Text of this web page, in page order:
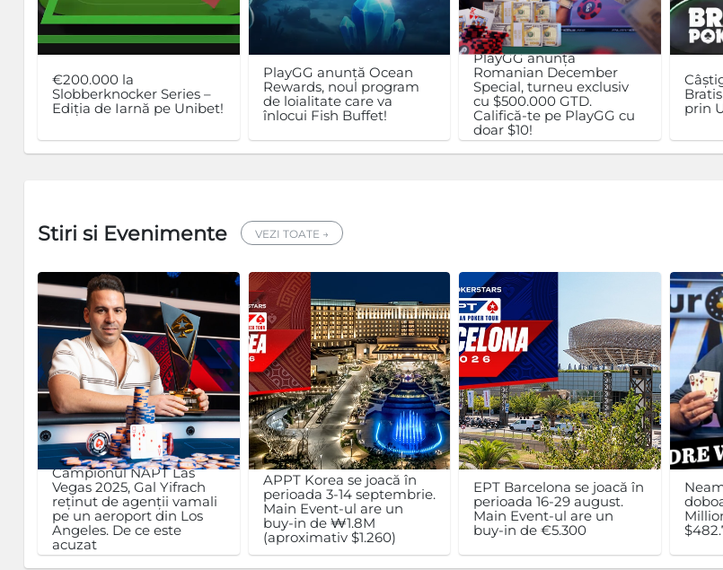
€200.000 la
Slobberknocker Series –
Ediția de Iarnă pe Unibet!
PlayGG anunță Ocean
Rewards, noul program
de loialitate care va
înlocui Fish Buffet!
PlayGG anunță
Romanian December
Special, turneu exclusiv
cu $500.000 GTD.
Califică-te pe PlayGG cu
doar $10!
prin
Stiri si Evenimente VEZI TOATE →
Campionul NAPT Las
Vegas 2025, Gal Yifrach
reținut de agenții vamali
pe un aeroport din Los
Angeles. De ce este
acuzat
APPT Korea se joacă în
perioada 3-14 septembrie.
Main Event-ul are un
buy-in de ₩1.8M
(aproximativ $1.260)
EPT Barcelona se joacă în
perioada 16-29 august.
Main Event-ul are un
buy-in de €5.300